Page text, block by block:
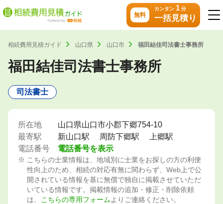
無料
カンタン 1分
一括見積り
相続費用見積ガイド 山口県 山口市 福田結佳司法書士事務所
福田結佳司法書士事務所
司法書士
所在地
山口県山口市小郡下郷754-10
最寄駅
新山口駅 周防下郷駅
上郷駅
電話番号
電話番号を表示
こちらの士業情報は、地域別に士業をお探しの方の利便
性向上のため、相続の対応有無に関わらず、Web上で公
開されている情報を基に無償で独自に掲載させていただ
いている情報です。掲載情報の追加・修正・削除依頼
は、
こちらの専用フォームよりご連絡ください。